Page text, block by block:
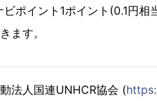
ポイント1ポイント(0.1円相
ます。
法人国連UNHCR協会 (